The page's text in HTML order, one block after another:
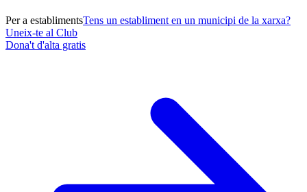
Per a establimentsTens un establiment en un municipi de la xarxa?
Uneix-te al Club
Dona't d'alta gratis